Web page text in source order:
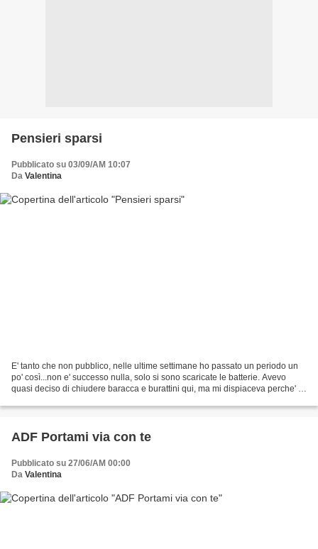
Pensieri sparsi
Pubblicato su 03/09/AM 10:07
Da Valentina
E' tanto che non pubblico, nelle ultime settimane ho passato un periodo un
po' così...non e' successo nulla, solo si sono scaricate le batterie. Avevo
quasi deciso di chiudere baracca e burattini qui, ma mi dispiaceva perche' la
ADF Portami via con te
Pubblicato su 27/06/AM 00:00
Da Valentina